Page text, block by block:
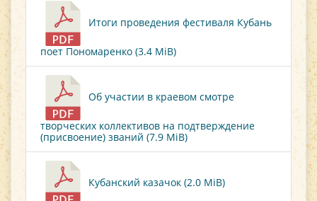
Итоги проведения фестиваля Кубань
поет Пономаренко (3.4 MiB)
Об участии в краевом смотре
творческих коллективов на подтверждение
(присвоение) званий (7.9 MiB)
Кубанский казачок (2.0 MiB)